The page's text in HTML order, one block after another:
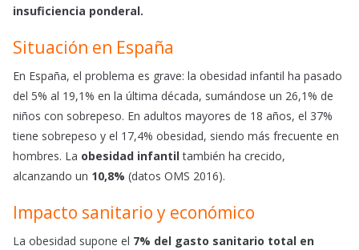
insuficiencia ponderal.
Situación en España
En España, el problema es grave: la obesidad infantil ha pasado
del 5% al 19,1% en la última década, sumándose un 26,1% de
niños con sobrepeso. En adultos mayores de 18 años, el 37%
tiene sobrepeso y el 17,4% obesidad, siendo más frecuente en
hombres. La obesidad infantiltambién ha crecido,
alcanzando un 10,8% (datos OMS 2016).
Impacto sanitario y económico
La obesidad supone el 7% del gasto sanitario total en